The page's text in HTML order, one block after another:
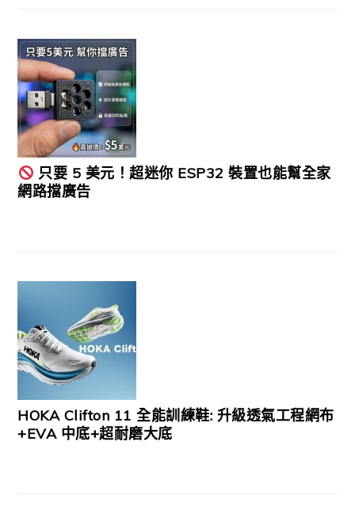
只要 5 美元！超迷你 ESP32 裝置也能幫全家
網路擋廣告
HOKA Clifton 11 全能訓練鞋: 升級透氣工程網布
+EVA 中底+超耐磨大底